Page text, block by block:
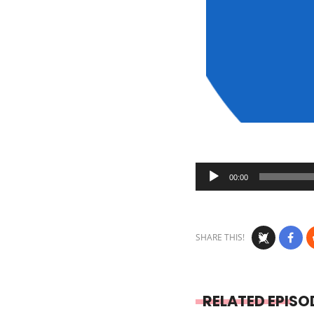
Audio
Player
00:00
SHARE THIS!
RELATED